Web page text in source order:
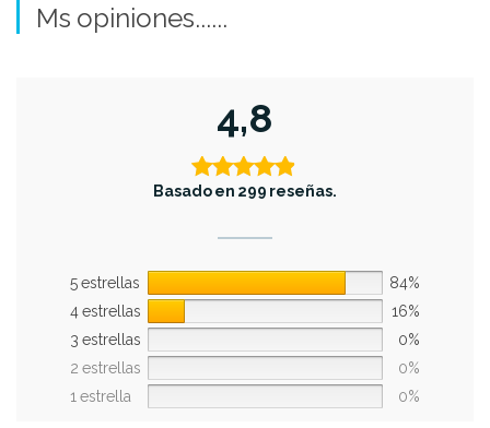
Ms opiniones......
4,8
Basado en 299 reseñas.
5 estrellas
84%
4 estrellas
16%
3 estrellas
0%
2 estrellas
0%
1 estrella
0%